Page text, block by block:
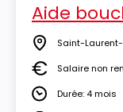
Aide
Lieu Saint-
SalaireSalaire non
DuréeDurée: 4 mois